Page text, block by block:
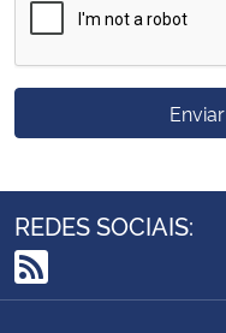
Enviar
REDES SOCIAIS:
RSS